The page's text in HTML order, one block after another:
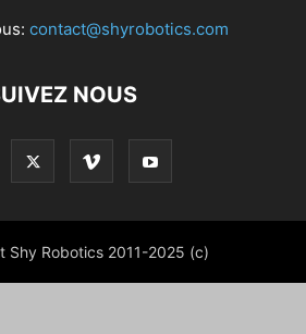
contact@shyrobotics.com
NOUS
Shy Robotics 2011-2025 (c)